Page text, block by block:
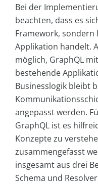
Bei der
beachten, dass es
Framework, sondern
Applikation handelt.
möglich, GraphQL
bestehende
Businesslogik bleibt
angepasst werden.
GraphQL ist es
Konzepte zu
zusammengefasst
insgesamt aus drei
Schema und